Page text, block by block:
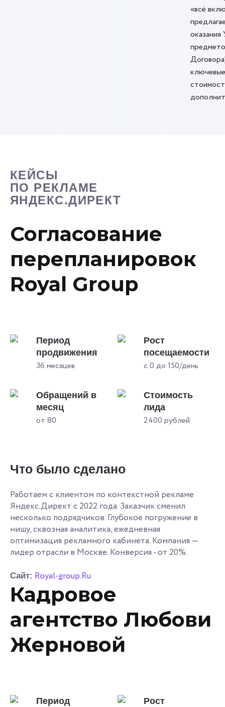
«всё
оказания
КЕЙСЫ
ПО РЕКЛАМЕ
ЯНДЕКС.ДИРЕКТ
Согласование
перепланировок
Royal Group
Период
продвижения
36 месяцев
Рост
посещаемости
с 0 до 150/день
Обращений в
месяц
от 80
Стоимость
лида
2400 рублей
Что было сделано
Работаем с клиентом по контекстной рекламе
Яндекс.Директ с 2022 года. Заказчик сменил
несколько подрядчиков. Глубокое погружение в
нишу, сквозная аналитика, ежедневная
оптимизация рекламного кабинета. Компания —
лидер отрасли в Москве. Конверсия - от 20%.
Сайт: Royal-group.Ru
Кадровое
агентство Любови
Жерновой
Период
Рост